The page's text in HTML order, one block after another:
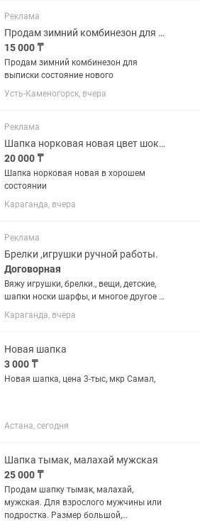
Реклама
Продам зимний комбинезон для выписки(комбинезон,кокон,шапка,шарф)
15 000 ₸
Продам зимний комбинезон для
выписки состояние нового
Усть-Каменогорск, вчера
Реклама
Шапка норковая новая цвет шоколадный
20 000 ₸
Шапка норковая новая в хорошем
состоянии
Караганда, вчера
Реклама
Брелки ,игрушки ручной работы.
Договорная
Вяжу игрушки, брелки., вещи, детские,
шапки носки шарфы, и многое другое .
Можно на заказ.
Караганда, вчера
Новая шапка
3 000 ₸
Новая шапка, цена 3-тыс, мкр Самал,
Астана, сегодня
Шапка тымак, малахай мужская
25 000 ₸
Продам шапку тымак, малахай,
мужская. Для взрослого мужчины или
подростка. Размер большой,